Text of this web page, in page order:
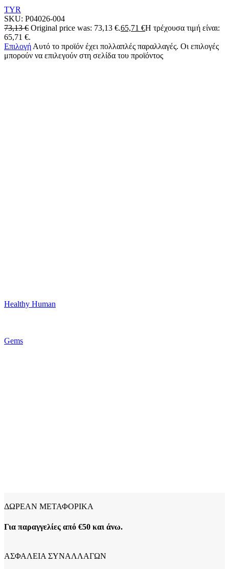
TYR
SKU: P04026-004
73,13€ Original price was: 73,13 €.65,71 €Η τρέχουσα τιμή είναι:
65,71 €.
ΕπιλογήΑυτό το προϊόν έχει πολλαπλές παραλλαγές. Οι επιλογές
μπορούν να επιλεγούν στη σελίδα του προϊόντος
Healthy Human
Gems
ΔΩΡΕΑΝ ΜΕΤΑΦΟΡΙΚΑ
Για παραγγελίες από €50 και άνω.
ΑΣΦΑΛΕΙΑ ΣΥΝΑΛΛΑΓΩΝ